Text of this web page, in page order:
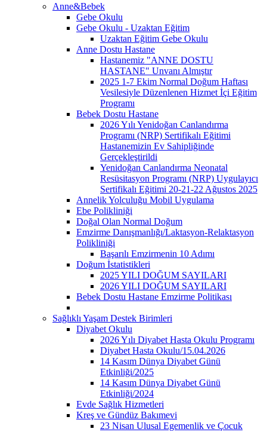
Anne&Bebek
Gebe Okulu
Gebe Okulu - Uzaktan Eğitim
Uzaktan Eğitim Gebe Okulu
Anne Dostu Hastane
Hastanemiz "ANNE DOSTU
HASTANE" Unvanı Almıştır
2025 1-7 Ekim Normal Doğum Haftası
Vesilesiyle Düzenlenen Hizmet İçi Eğitim
Programı
Bebek Dostu Hastane
2026 Yılı Yenidoğan Canlandırma
Programı (NRP) Sertifikalı Eğitimi
Hastanemizin Ev Sahipliğinde
Gerçekleştirildi
Yenidoğan Canlandırma Neonatal
Resüsitasyon Programı (NRP) Uygulayıcı
Sertifikalı Eğitimi 20-21-22 Ağustos 2025
Annelik Yolculuğu Mobil Uygulama
Ebe Polikliniği
Doğal Olan Normal Doğum
Emzirme Danışmanlığı/Laktasyon-Relaktasyon
Polikliniği
Başarılı Emzirmenin 10 Adımı
Doğum İstatistikleri
2025 YILI DOĞUM SAYILARI
2026 YILI DOĞUM SAYILARI
Bebek Dostu Hastane Emzirme Politikası
Sağlıklı Yaşam Destek Birimleri
Diyabet Okulu
2026 Yılı Diyabet Hasta Okulu Programı
Diyabet Hasta Okulu/15.04.2026
14 Kasım Dünya Diyabet Günü
Etkinliği/2025
14 Kasım Dünya Diyabet Günü
Etkinliği/2024
Evde Sağlık Hizmetleri
Kreş ve Gündüz Bakımevi
23 Nisan Ulusal Egemenlik ve Çocuk